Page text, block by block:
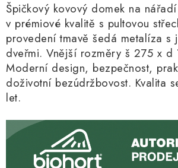
Špičkový kovový domek na
v prémiové kvalitě s pultovou
provedení tmavě šedá metalíza s
dveřmi. Vnější rozměry š 275 x d
Moderní design, bezpečnost,
doživotní bezúdržbovost. Kvalita
let.